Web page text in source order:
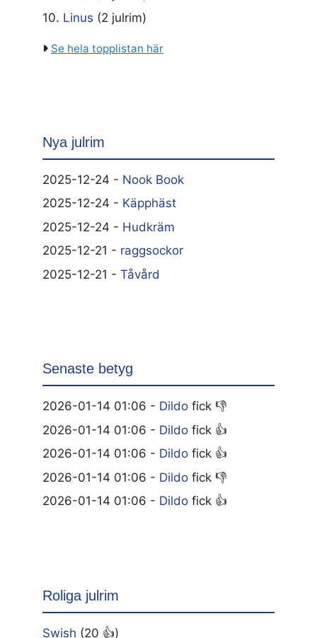
10. Linus (2 julrim)
Se hela topplistan här
Nya julrim
2025-12-24 - Nook Book
2025-12-24 - Käpphäst
2025-12-24 - Hudkräm
2025-12-21 - raggsockor
2025-12-21 - Tåvård
Senaste betyg
2026-01-14 01:06 - Dildo fick 👎
2026-01-14 01:06 - Dildo fick 👍
2026-01-14 01:06 - Dildo fick 👍
2026-01-14 01:06 - Dildo fick 👎
2026-01-14 01:06 - Dildo fick 👍
Roliga julrim
Swish (20 👍)